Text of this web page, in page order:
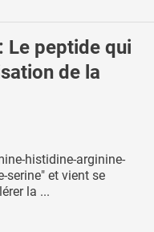
Le peptide qui
de la
histidine-arginine-
et vient se
la ...